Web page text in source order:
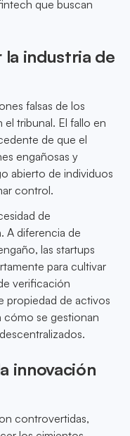
que buscan
industria de
falsas de los
tribunal. El fallo en
de que el
engañosas y
abierto de individuos
control.
de
A diferencia de
las startups
para cultivar
verificación
propiedad de activos
cómo se gestionan
innovación
controvertidas,